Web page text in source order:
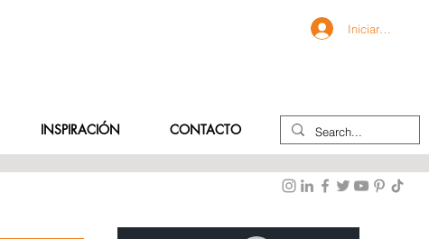
INSPIRACIÓN CONTACTO
Iniciar sesión